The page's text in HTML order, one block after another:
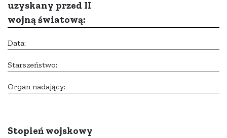
uzyskany przed II
wojną światową:
Data:
Starszeństwo:
Organ nadający:
Stopień wojskowy